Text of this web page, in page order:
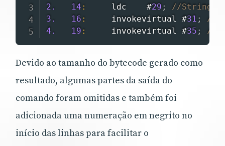
2.
14 :
     ldc    #
29 ;
//String
3.
16 :
     invokevirtual #
31 ;
//
4.
19 :
     invokevirtual #
35 ; //
Devido ao tamanho do bytecode gerado como
resultado, algumas partes da saída do
comando foram omitidas e também foi
adicionada uma numeração em negrito no
início das linhas para facilitar o